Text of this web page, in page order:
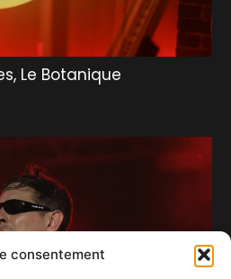
consentement
Le Botanique